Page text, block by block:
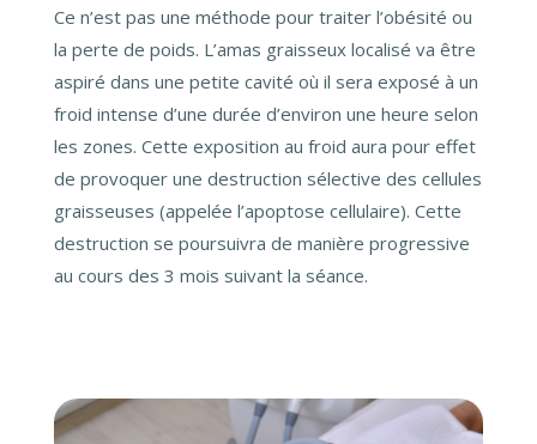
Ce n’est pas une méthode pour traiter l’obésité ou
la perte de poids. L’amas graisseux localisé va être
aspiré dans une petite cavité où il sera exposé à un
froid intense d’une durée d’environ une heure selon
les zones. Cette exposition au froid aura pour effet
de provoquer une destruction sélective des cellules
graisseuses (appelée l’apoptose cellulaire). Cette
destruction se poursuivra de manière progressive
au cours des 3 mois suivant la séance.